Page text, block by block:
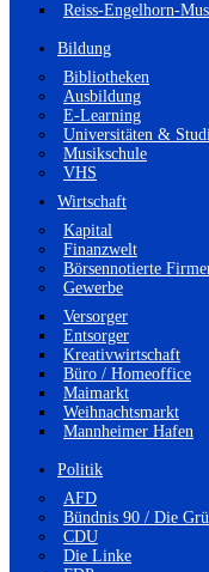
Reiss-Engelhorn-
Bildung
Bibliotheken
Ausbildung
E-Learning
Universitäten &
Musikschule
VHS
Wirtschaft
Kapital
Finanzwelt
Börsennotierte
Gewerbe
Versorger
Entsorger
Kreativwirtschaft
Büro / Homeoffice
Maimarkt
Weihnachtsmarkt
Mannheimer Hafen
Politik
AFD
Bündnis 90 / Die
CDU
Die Linke